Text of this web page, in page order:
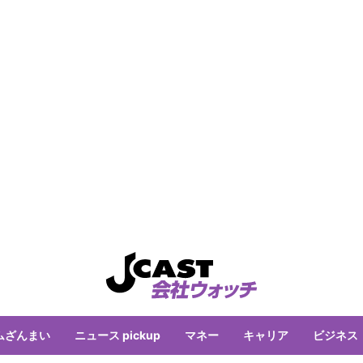
ざんまい ニュース pickup マネー キャリア ビジネス